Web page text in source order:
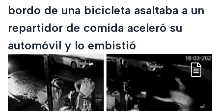
bordo de una bicicleta asaltaba a un
repartidor de comida aceleró su
automóvil y lo embistió